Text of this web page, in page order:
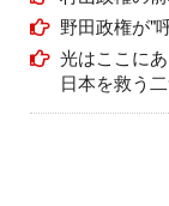
野田政権が"
光はここに
日本を救う